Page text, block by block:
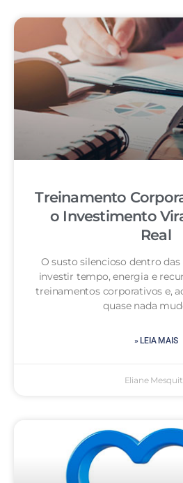
Treinamento
o Investimento
Real
O susto silencioso dentro
investir tempo, energia e
treinamentos corporativos e,
quase nada
» LEIA MAIS
Eliane